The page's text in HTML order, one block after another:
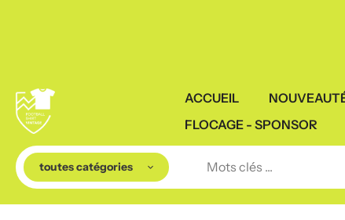
ACCUEIL
FLOCAGE - SPONSOR
toutes catégories